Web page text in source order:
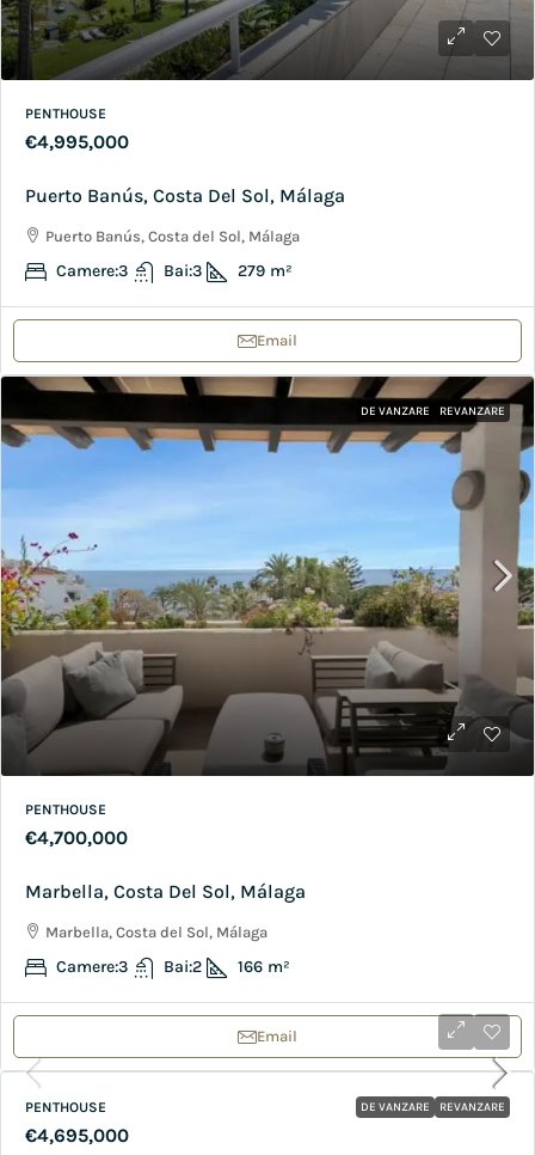
PENTHOUSE
€4,995,000
Puerto Banús, Costa Del Sol, Málaga
Puerto Banús, Costa del Sol, Málaga
Camere:3 Bai:3 279 m²
Email
DE VANZARE REVANZARE
PENTHOUSE
€4,700,000
Marbella, Costa Del Sol, Málaga
Marbella, Costa del Sol, Málaga
Camere:3 Bai:2 166 m²
Email
DE VANZARE REVANZARE
PENTHOUSE
€4,695,000